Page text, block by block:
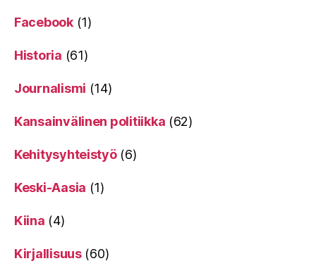
Facebook(1)
Historia (61)
Journalismi (14)
Kansainvälinen politiikka (62)
Kehitysyhteistyö(6)
Keski-Aasia (1)
Kiina (4)
Kirjallisuus(60)